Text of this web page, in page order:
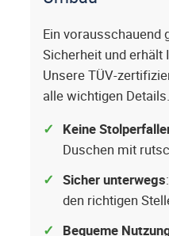
Ein vorausschauend
Sicherheit und erhält
Unsere TÜV-
alle wichtigen Details.
Keine
Duschen mit
Sicher unterwegs
den richtigen
Bequeme